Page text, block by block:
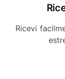
Ricevi